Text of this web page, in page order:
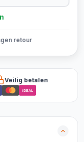
retour
Veilig betalen
iDEAL